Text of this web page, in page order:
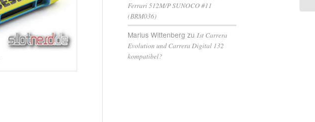
Ferrari 512M/P SUNOCO #11
(BRM036)
Marius Wittenberg zuIst Carrera
Evolution und Carrera Digital 132
kompatibel?